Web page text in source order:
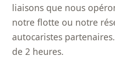
liaisons que nous
notre flotte ou notre
autocaristes
de 2 heures.